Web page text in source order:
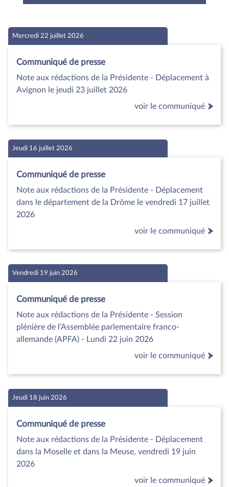
Mercredi 22 juillet 2026
Communiqué de presse
Note aux rédactions de la Présidente - Déplacement à
Avignon le jeudi 23 juillet 2026
voir le communiqué
Jeudi 16 juillet 2026
Communiqué de presse
Note aux rédactions de la Présidente - Déplacement
dans le département de la Drôme le vendredi 17 juillet
2026
voir le communiqué
Vendredi 19 juin 2026
Communiqué de presse
Note aux rédactions de la Présidente - Session
plénière de l’Assemblée parlementaire franco-
allemande (APFA) - Lundi 22 juin 2026
voir le communiqué
Jeudi 18 juin 2026
Communiqué de presse
Note aux rédactions de la Présidente - Déplacement
dans la Moselle et dans la Meuse, vendredi 19 juin
2026
voir le communiqué